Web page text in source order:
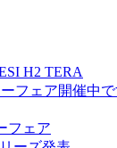
H2 TERA
フェア開催中で
フェア